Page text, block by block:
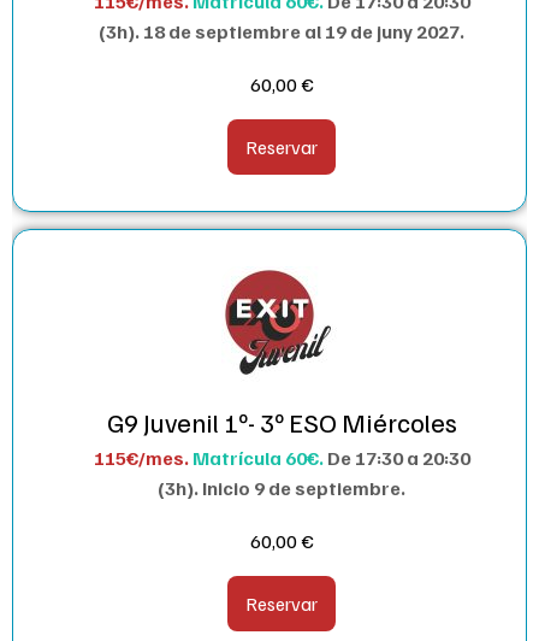
(3h). 18 de septiembre al 19 de juny 2027.
60,00€
Reservar
G9 Juvenil 1º- 3º ESO Miércoles
115€/mes. Matrícula 60€. De 17:30 a 20:30
(3h). Inicio 9 de septiembre.
60,00€
Reservar